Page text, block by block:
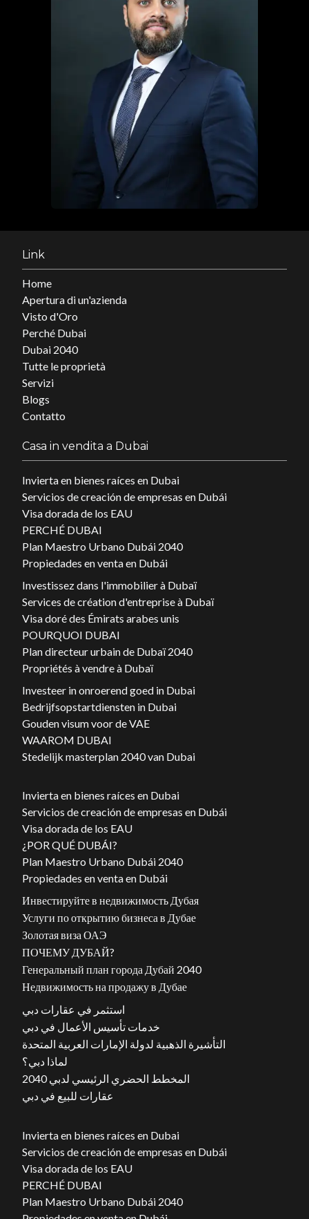
Link
Home
Apertura di un'azienda
Visto d'Oro
Perché Dubai
Dubai 2040
Tutte le proprietà
Servizi
Blogs
Contatto
Casa in vendita a Dubai
Invierta en bienes raíces en Dubai
Servicios de creación de empresas en Dubái
Visa dorada de los EAU
PERCHÉ DUBAI
Plan Maestro Urbano Dubái 2040
Propiedades en venta en Dubái
Investissez dans l'immobilier à Dubaï
Services de création d'entreprise à Dubaï
Visa doré des Émirats arabes unis
POURQUOI DUBAI
Plan directeur urbain de Dubaï 2040
Propriétés à vendre à Dubaï
Investeer in onroerend goed in Dubai
Bedrijfsopstartdiensten in Dubai
Gouden visum voor de VAE
WAAROM DUBAI
Stedelijk masterplan 2040 van Dubai
Invierta en bienes raíces en Dubai
Servicios de creación de empresas en Dubái
Visa dorada de los EAU
¿POR QUÉ DUBÁI?
Plan Maestro Urbano Dubái 2040
Propiedades en venta en Dubái
Инвестируйте в недвижимость Дубая
Услуги по открытию бизнеса в Дубае
Золотая виза ОАЭ
ПОЧЕМУ ДУБАЙ?
Генеральный план города Дубай 2040
Недвижимость на продажу в Дубае
استثمر في عقارات دبي
خدمات تأسيس الأعمال في دبي
التأشيرة الذهبية لدولة الإمارات العربية المتحدة
لماذا دبي؟
المخطط الحضري الرئيسي لدبي 2040
عقارات للبيع في دبي
Invierta en bienes raíces en Dubai
Servicios de creación de empresas en Dubái
Visa dorada de los EAU
PERCHÉ DUBAI
Plan Maestro Urbano Dubái 2040